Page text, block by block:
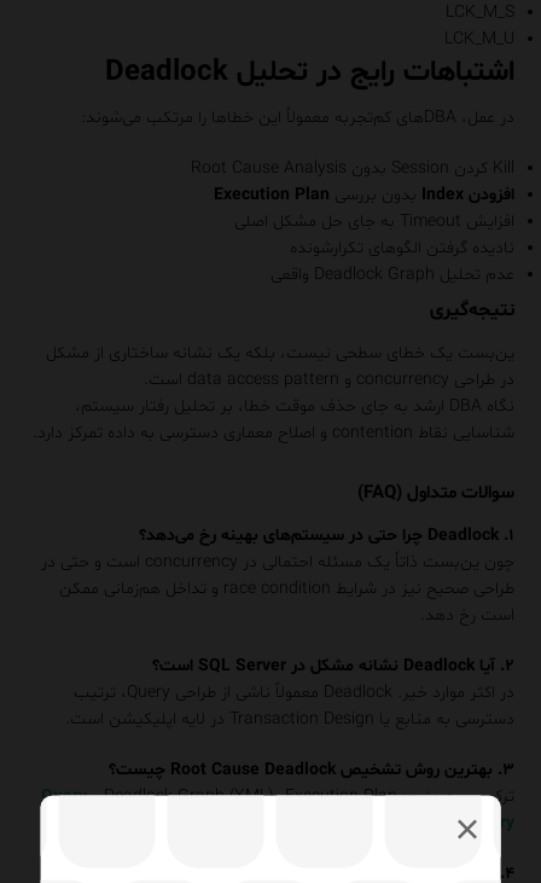
LCK_M_S
LCK_M_U
اشتباهات رایج در تحلیل Deadlock
در عمل، DBAهای کم‌تجربه معمولاً این خطاها را مرتکب می‌شوند:
Kill کردن Session بدون Root Cause Analysis
افزودن Index بدون بررسی Execution Plan
افزایش Timeout به جای حل مشکل اصلی
نادیده گرفتن الگوهای تکرارشونده
عدم تحلیل Deadlock Graph واقعی
نتیجه‌گیری
ین‌بست یک خطای سطحی نیست، بلکه یک نشانه ساختاری از مشکل
در طراحی concurrency و data access pattern است.
نگاه DBA ارشد به جای حذف موقت خطا، بر تحلیل رفتار سیستم،
شناسایی نقاط contention و اصلاح معماری دسترسی به داده تمرکز دارد.
سوالات متداول (FAQ)
۱. Deadlock چرا حتی در سیستم‌های بهینه رخ می‌دهد؟
چون ین‌بست ذاتاً یک مسئله احتمالی در concurrency است و حتی در
طراحی صحیح نیز در شرایط race condition و تداخل هم‌زمانی ممکن
است رخ دهد.
۲. آیا Deadlock نشانه مشکل در SQL Server است؟
در اکثر موارد خیر. Deadlock معمولاً ناشی از طراحی Query، ترتیب
دسترسی به منابع یا Transaction Design در لایه اپلیکیشن است.
۳. بهترین روش تشخیص Root Cause Deadlock چیست؟
ترکیب سه منبع: Deadlock Graph (XML)، Execution Plan و
Query
Store History
۴. آیا استفاده از NOLOCK می‌تواند Deadlock را حل کند؟